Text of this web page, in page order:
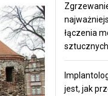
łączenia
sztucznych
jest, jak